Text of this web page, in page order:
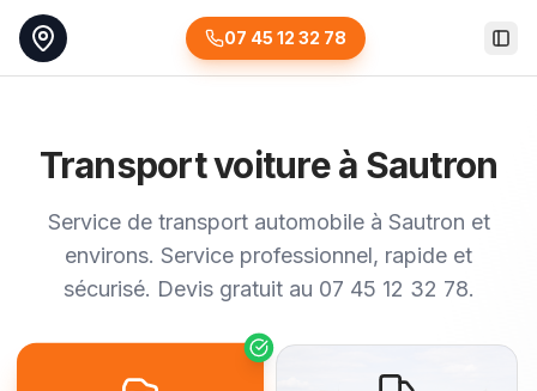
07 45 12 32 78
Transport voiture à Sautron
Service de transport automobile à Sautron et
environs. Service professionnel, rapide et
sécurisé. Devis gratuit au 07 45 12 32 78.